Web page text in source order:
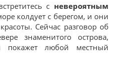
с невероятным
колдует с берегом, и они
Сейчас разговор об
знаменитого острова,
покажет любой местный